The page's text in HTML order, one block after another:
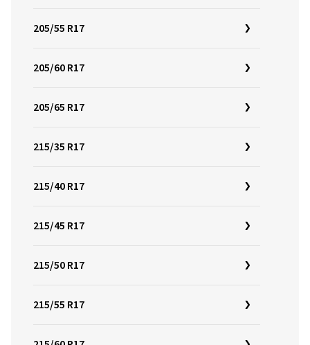
205/55 R17
205/60 R17
205/65 R17
215/35 R17
215/40 R17
215/45 R17
215/50 R17
215/55 R17